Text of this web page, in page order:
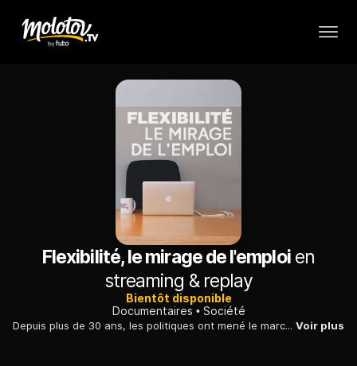
Flexibilité, le mirage de l'emploien
streaming & replay
Bientôt disponible
Documentaires
Société
Depuis plus de 30 ans, les politiques ont mené le marché du travail à toujours plus de flexibilité : aujourd'hui, 85 % des embauches se font en CDD. Voir plus